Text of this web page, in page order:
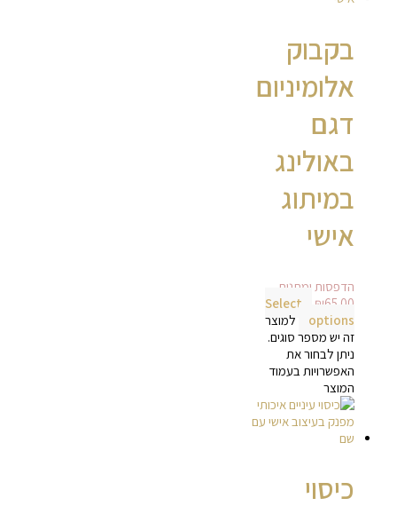
בקבוק
אלומיניום
דגם
באולינג
במיתוג
אישי
הדפסות ומתנות
₪65.00
Select
options
למוצר
זה יש מספר סוגים.
ניתן לבחור את
האפשרויות בעמוד
המוצר
כיסוי